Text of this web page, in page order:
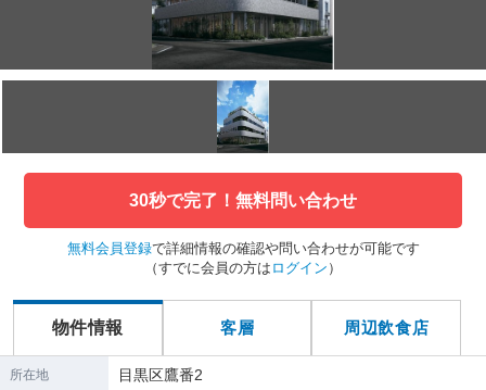
30秒で完了！無料問い合わせ
無料会員登録で詳細情報の確認や問い合わせが可能です
（すでに会員の方は ログイン ）
物件情報 客層 周辺飲食店
所在地 目黒区鷹番2